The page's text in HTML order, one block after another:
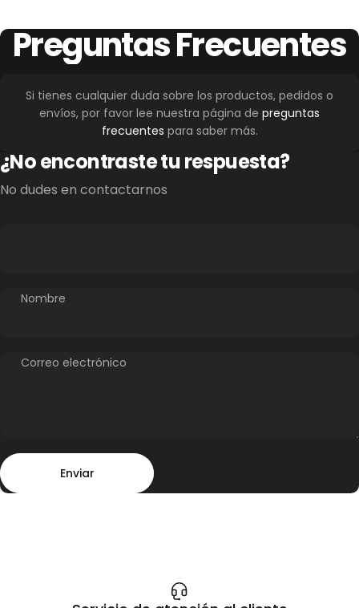
PreguntasFrecuentes
Si tienes cualquier duda sobre los productos, pedidos o
envíos, por favor lee nuestra página de preguntas
frecuentes para saber más.
¿No encontraste tu respuesta?
No dudes en contactarnos
Nombre
Correo electrónico
Enviar
Enviar